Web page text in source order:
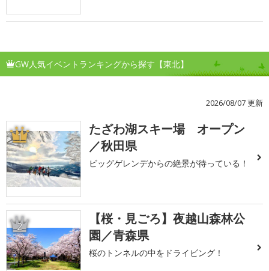
GW人気イベントランキングから探す【東北】
2026/08/07 更新
1
たざわ湖スキー場 オープン
／秋田県
ビッグゲレンデからの絶景が待っている！
2
【桜・見ごろ】夜越山森林公
園／青森県
桜のトンネルの中をドライビング！